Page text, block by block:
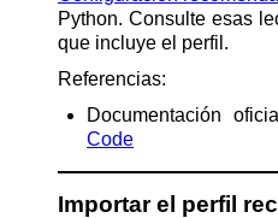
Python. Consulte esas
que incluye el perfil.
Referencias:
Documentación
Code
Importar el perfil